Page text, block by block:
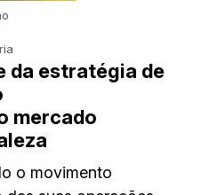
da estratégia de
mercado
o movimento